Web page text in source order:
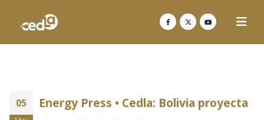
05
Energy Press • Cedla: Bolivia proyecta